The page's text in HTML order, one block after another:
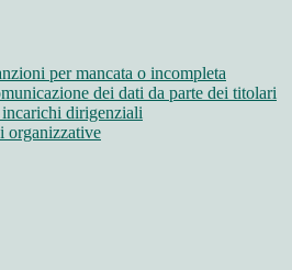
per mancata o incompleta
dei dati da parte dei titolari
dirigenziali
organizzative